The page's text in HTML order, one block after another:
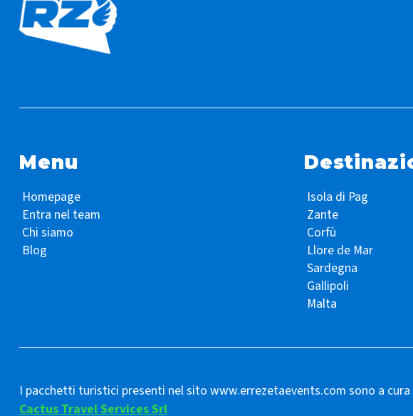
Menu
Homepage
Entra nel team
Chi siamo
Blog
Isola di Pag
Zante
Corfù
Llore de Mar
Sardegna
Gallipoli
Malta
I pacchetti turistici presenti nel sito www.errezetaevents.com sono a cura
Cactus Travel Services Srl